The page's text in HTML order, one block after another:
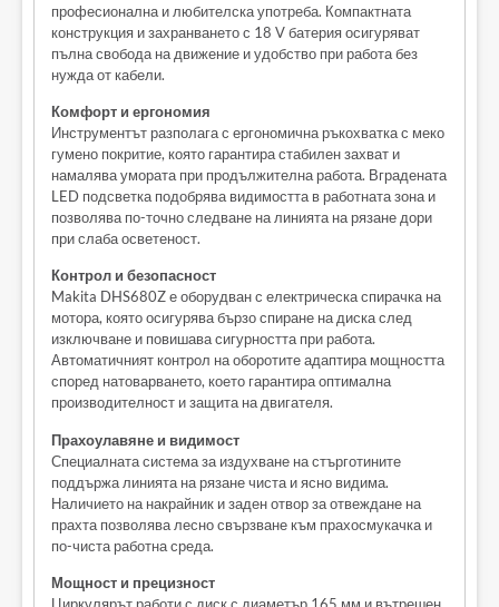
професионална и любителска употреба. Компактната
конструкция и захранването с 18 V батерия осигуряват
пълна свобода на движение и удобство при работа без
нужда от кабели.
Комфорт и ергономия
Инструментът разполага с ергономична ръкохватка с меко
гумено покритие, която гарантира стабилен захват и
намалява умората при продължителна работа. Вградената
LED подсветка подобрява видимостта в работната зона и
позволява по-точно следване на линията на рязане дори
при слаба осветеност.
Контрол и безопасност
Makita DHS680Z е оборудван с електрическа спирачка на
мотора, която осигурява бързо спиране на диска след
изключване и повишава сигурността при работа.
Автоматичният контрол на оборотите адаптира мощността
според натоварването, което гарантира оптимална
производителност и защита на двигателя.
Прахоулавяне и видимост
Специалната система за издухване на стърготините
поддържа линията на рязане чиста и ясно видима.
Наличието на накрайник и заден отвор за отвеждане на
прахта позволява лесно свързване към прахосмукачка и
по-чиста работна среда.
Мощност и прецизност